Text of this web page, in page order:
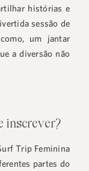
histórias e
sessão de
um jantar
a diversão não
inscrever?
Trip Feminina
partes do